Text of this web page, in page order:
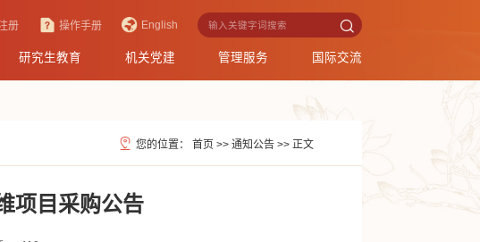
册 操作手册 English
研究生教育 机关党建 管理服务 国际交流
您的位置： 首页 >> 通知公告 >> 正文
项目采购公告